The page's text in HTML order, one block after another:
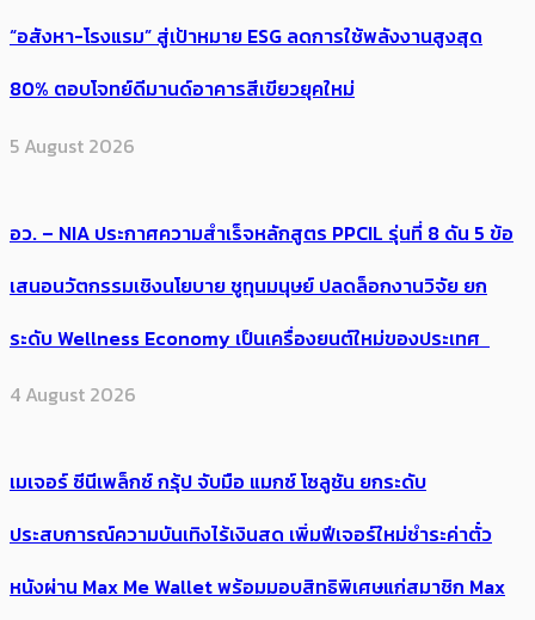
“อสังหา-โรงแรม” สู่เป้าหมาย ESG ลดการใช้พลังงานสูงสุด
80% ตอบโจทย์ดีมานด์อาคารสีเขียวยุคใหม่
5 August 2026
อว. – NIA ประกาศความสำเร็จหลักสูตร PPCIL รุ่นที่ 8 ดัน 5 ข้อ
เสนอนวัตกรรมเชิงนโยบาย ชูทุนมนุษย์ ปลดล็อกงานวิจัย ยก
ระดับ Wellness Economy เป็นเครื่องยนต์ใหม่ของประเทศ
4 August 2026
เมเจอร์ ซีนีเพล็กซ์ กรุ้ป จับมือ แมกซ์ โซลูชัน ยกระดับ
ประสบการณ์ความบันเทิงไร้เงินสด เพิ่มฟีเจอร์ใหม่ชำระค่าตั๋ว
หนังผ่าน Max Me Wallet พร้อมมอบสิทธิพิเศษแก่สมาชิก Max